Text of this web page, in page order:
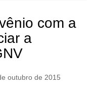
com a
a
outubro de 2015